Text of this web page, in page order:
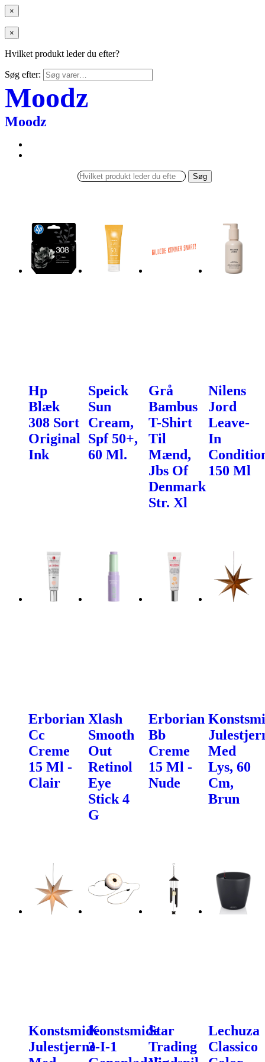
×
×
Hvilket produkt leder du efter?
Søg efter:
Moodz
Moodz
Søg
Hp
Blæk
308 Sort
Original
Ink
Speick
Sun
Cream,
Spf 50+,
60 Ml.
Grå
Bambus
T-Shirt
Til
Mænd,
Jbs Of
Denmark
Str. Xl
Nilens
Jord
Leave-
In
150 Ml
Erborian
Cc
Creme
15 Ml -
Clair
Xlash
Smooth
Out
Retinol
Eye
Stick 4
G
Erborian
Bb
Creme
15 Ml -
Nude
Med
Lys, 60
Cm,
Brun
Konstsmide
Julestjerne
Konstsmide
3-I-1
Star
Trading
Lechuza
Classico